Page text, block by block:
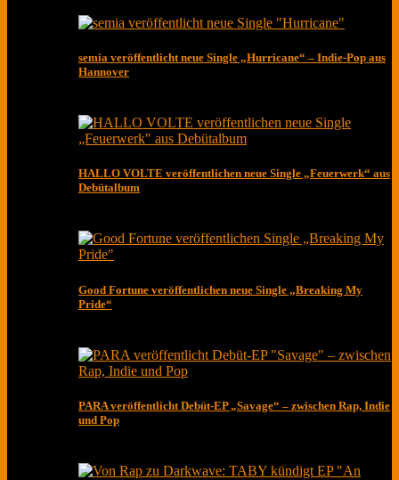
semia veröffentlicht neue Single „Hurricane“ – Indie-Pop aus
Hannover
HALLO VOLTE veröffentlichen neue Single „Feuerwerk“ aus
Debütalbum
Good Fortune veröffentlichen neue Single „Breaking My
Pride“
PARA veröffentlicht Debüt-EP „Savage“ – zwischen Rap, Indie
und Pop